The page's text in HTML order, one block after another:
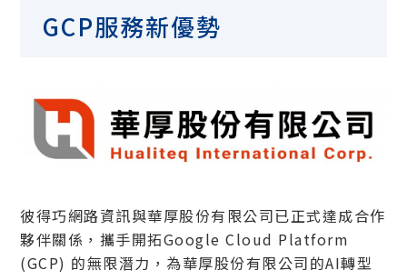
GCP服務新優勢
彼得巧網路資訊與華厚股份有限公司已正式達成合作
夥伴關係，攜手開拓Google Cloud Platform
(GCP) 的無限潛力，為華厚股份有限公司的AI轉型